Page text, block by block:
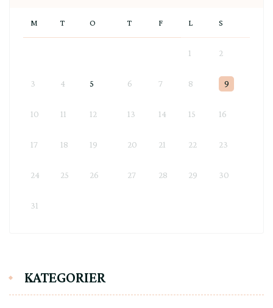
M T O T F L S
1 2
3 4 5 6 7 8 9
10 11 12 13 14 15 16
17 18 19 20 21 22 23
24 25 26 27 28 29 30
31
KATEGORIER